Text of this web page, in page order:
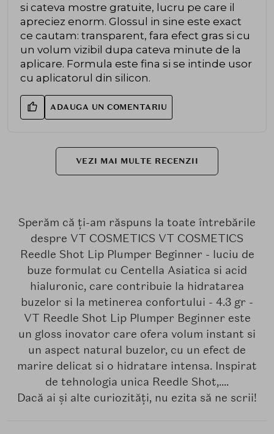
si cateva mostre gratuite, lucru pe care il
apreciez enorm. Glossul in sine este exact
ce cautam: transparent, fara efect gras si cu
un volum vizibil dupa cateva minute de la
aplicare. Formula este fina si se intinde usor
cu aplicatorul din silicon.
ADAUGA UN COMENTARIU
VEZI MAI MULTE RECENZII
Sperăm că ți-am răspuns la toate întrebările
despre VT COSMETICS VT COSMETICS
Reedle Shot Lip Plumper Beginner - luciu de
buze formulat cu Centella Asiatica si acid
hialuronic, care contribuie la hidratarea
buzelor si la metinerea confortului - 4.3 gr -
VT Reedle Shot Lip Plumper Beginner este
un gloss inovator care ofera volum instant si
un aspect natural buzelor, cu un efect de
marire delicat si o hidratare intensa. Inspirat
de tehnologia unica Reedle Shot,....
Dacă ai și alte curiozități, nu ezita să ne scrii!